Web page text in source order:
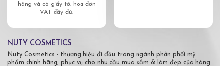
hãng và có giấy tờ, hoá đơn
VAT đầy đủ.
NUTY COSMETICS
Nuty Cosmetics - thương hiệu đi đầu trong ngành phân phối mỹ
phẩm chính hãng, phục vụ cho nhu cầu mua sắm & làm đẹp của hàng